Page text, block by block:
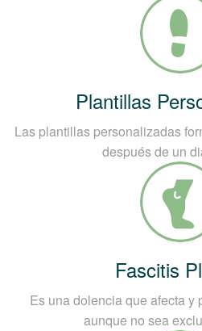
Plantillas
Las plantillas personalizadas
después de un
Fascitis
Es una dolencia que afecta y
aunque no sea